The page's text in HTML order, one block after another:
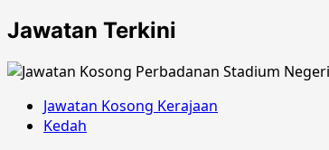
Jawatan Terkini
Jawatan Kosong Kerajaan
Kedah